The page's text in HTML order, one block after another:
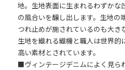
地。生地表面に生まれるわずかな
の風合いを醸し出します。生地の
つれ止めが施されているのも大き
生地を織れる織機と職人は世界的
高い素材とされています。
■ヴィンテージデニムによく見ら